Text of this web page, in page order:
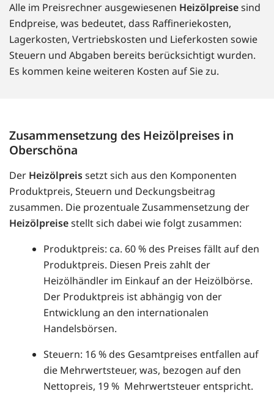
Alle im Preisrechner ausgewiesenen Heizölpreisesind
Endpreise, was bedeutet, dass Raffineriekosten,
Lagerkosten, Vertriebskosten und Lieferkosten sowie
Steuern und Abgaben bereits berücksichtigt wurden.
Es kommen keine weiteren Kosten auf Sie zu.
Zusammensetzung des Heizölpreises in
Oberschöna
Der Heizölpreissetzt sich aus den Komponenten
Produktpreis, Steuern und Deckungsbeitrag
zusammen. Die prozentuale Zusammensetzung der
Heizölpreisestellt sich dabei wie folgt zusammen:
Produktpreis: ca. 60 % des Preises fällt auf den
Produktpreis. Diesen Preis zahlt der
Heizölhändler im Einkauf an der Heizölbörse.
Der Produktpreis ist abhängig von der
Entwicklung an den internationalen
Handelsbörsen.
Steuern: 16 % des Gesamtpreises entfallen auf
die Mehrwertsteuer, was, bezogen auf den
Nettopreis, 19 % Mehrwertsteuer entspricht.